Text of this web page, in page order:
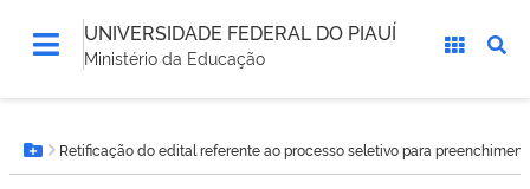
UNIVERSIDADE FEDERAL DO PIAUÍ
Ministério da Educação
está
aqui:Botão Menu
Retificação do edital referente ao processo seletivo para